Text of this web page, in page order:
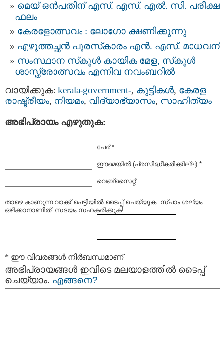
മെയ്‌ ഒൻപതിന്‌ എസ്. എസ്. എൽ. സി.
ഫലം
കേരളോത്സവം : ലോഗോ ക്ഷണിക്കുന്നു
എഴുത്തച്ഛന്‍ പുരസ്‌കാരം എന്‍. എസ്. മാധവന്
സംസ്ഥാന സ്‌കൂൾ കായിക മേള, സ്‌കൂൾ
ശാസ്ത്രോത്സവം എന്നിവ നവംബറിൽ
വായിക്കുക: kerala-government-, കുട്ടികള്‍, കേരള
രാഷ്ട്രീയം, നിയമം, വിദ്യാഭ്യാസം, സാഹിത്യം
അഭിപ്രായം എഴുതുക:
പേര് *
ഈമെയില്‍ (പ്രസിദ്ധീകരിക്കില്ല) *
വെബ്സൈറ്റ്
താഴെ കാണുന്ന വാക്ക് പെട്ടിയില്‍ ടൈപ്പ്‌ ചെയ്യുക. സ്പാം ശല്യം
ഒഴിക്കാനാണിത്. സദയം സഹകരിക്കുക!
* ഈ വിവരങ്ങള്‍ നിര്‍ബന്ധമാണ്
അഭിപ്രായങ്ങള്‍ ഇവിടെ മലയാളത്തില്‍ ടൈപ്പ്
ചെയ്യാം. എങ്ങനെ?